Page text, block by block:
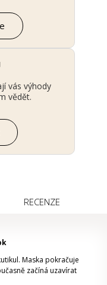
vás výhody
vědět.
RECENZE
Maska pokračuje
začíná uzavírat